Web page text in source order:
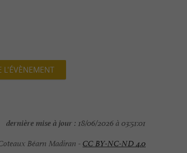
L'ÉVÈNEMENT
dernière mise à jour : 18/06/2026 à 03:51:01
Béarn Madiran -CC BY-NC-ND 4.0